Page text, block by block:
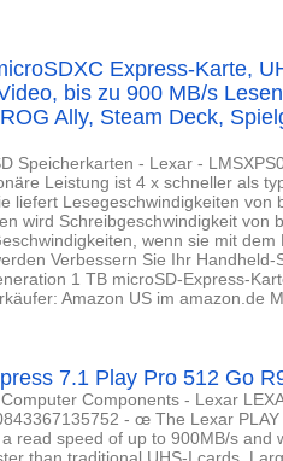
Express-Karte,
bis zu 900 MB/s
Ally, Steam Deck,
Speicherkarten - Lexar -
Leistung ist 4 x schneller als
liefert Lesegeschwindigkeiten von
wird Schreibgeschwindigkeit von
wenn sie mit dem
Verbessern Sie Ihr Handheld-
1 TB microSD-Express-
Amazon US im amazon.de
7.1 Play Pro 512 Go
Components - Lexar
- œ The Lexar PLAY
read speed of up to 900MB/s and
than traditional UHS-I cards.